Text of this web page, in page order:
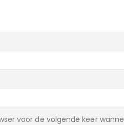
voor de volgende keer